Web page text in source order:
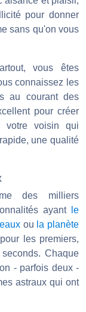
pour donner
sans qu'on vous
vous êtes
connaissez les
au courant des
pour créer
votre voisin qui
une qualité
des milliers
ayant
le
ou la planète
les premiers,
Chaque
- parfois deux -
astraux qui ont